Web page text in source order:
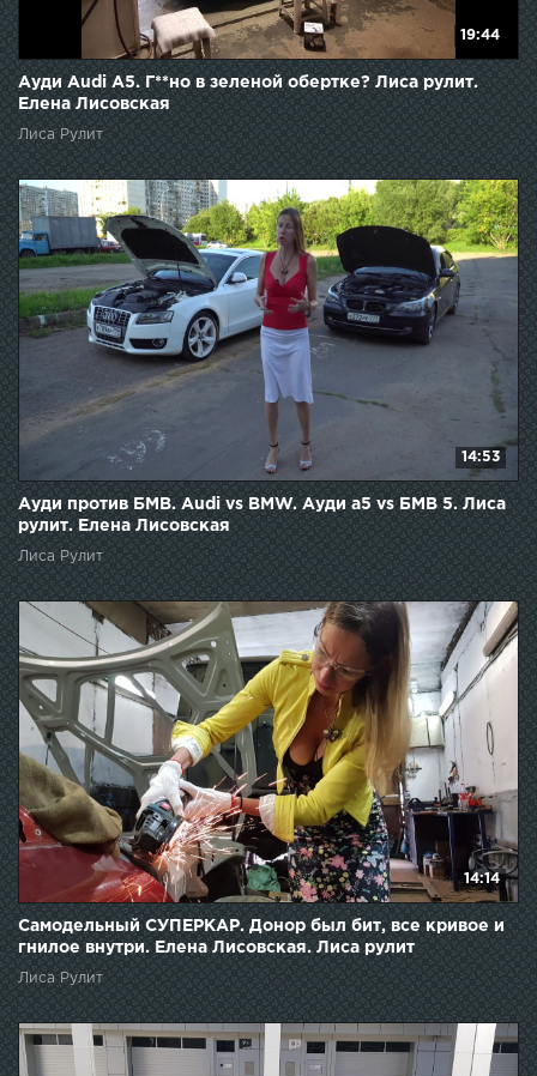
19:44
Ауди Audi A5. Г**но в зеленой обертке? Лиса рулит.
Елена Лисовская
Лиса Рулит
14:53
Ауди против БМВ. Audi vs BMW. Ауди а5 vs БМВ 5. Лиса
рулит. Елена Лисовская
Лиса Рулит
14:14
Самодельный СУПЕРКАР. Донор был бит, все кривое и
гнилое внутри. Елена Лисовская. Лиса рулит
Лиса Рулит